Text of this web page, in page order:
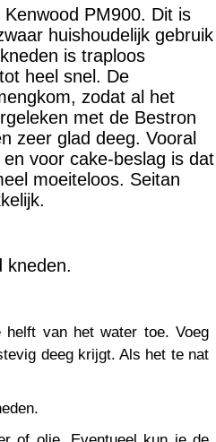
PM900. Dit is
huishoudelijk gebruik
is traploos
heel snel. De
zodat al het
met de Bestron
zeer glad deeg. Vooral
voor cake-beslag is dat
moeiteloos. Seitan
kneden.
van het water toe. Voeg
deeg krijgt. Als het te nat